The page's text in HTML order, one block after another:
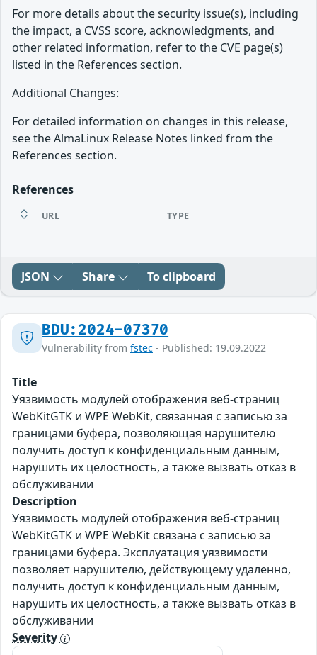
For more details about the security issue(s), including
the impact, a CVSS score, acknowledgments, and
other related information, refer to the CVE page(s)
listed in the References section.
Additional Changes:
For detailed information on changes in this release,
see the AlmaLinux Release Notes linked from the
References section.
References
URL TYPE
JSON Share To clipboard
BDU:2024-07370
Vulnerability from fstec - Published: 19.09.2022
Title
Уязвимость модулей отображения веб-страниц
WebKitGTK и WPE WebKit, связанная с записью за
границами буфера, позволяющая нарушителю
получить доступ к конфиденциальным данным,
нарушить их целостность, а также вызвать отказ в
обслуживании
Description
Уязвимость модулей отображения веб-страниц
WebKitGTK и WPE WebKit связана с записью за
границами буфера. Эксплуатация уязвимости
позволяет нарушителю, действующему удаленно,
получить доступ к конфиденциальным данным,
нарушить их целостность, а также вызвать отказ в
обслуживании
Severity